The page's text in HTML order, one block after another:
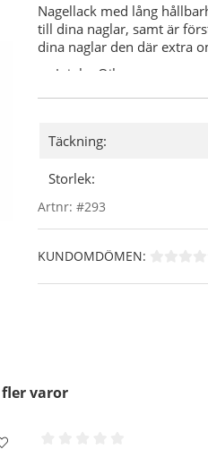
Nagellack med lång
till dina naglar, samt är
dina naglar den där extra
Jojoba Oil.
Varför CND Vinylux?
"Base Coat" (underlack)
8,5 minuters torktid.
Användning:
Skaka flaskan ordentligt
försegla nagelns
Klart!!
Täckning:
Storlek:
Artnr: #293
KUNDOMDÖMEN:
fler varor